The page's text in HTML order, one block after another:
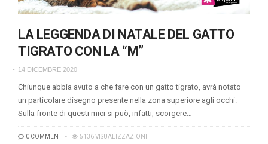
LA LEGGENDA DI NATALE DEL GATTO
TIGRATO CON LA “M”
14 DICEMBRE 2020
Chiunque abbia avuto a che fare con un gatto tigrato, avrà notato
un particolare disegno presente nella zona superiore agli occhi.
Sulla fronte di questi mici si può, infatti, scorgere…
0 COMMENT 5136 VISUALIZZAZIONI